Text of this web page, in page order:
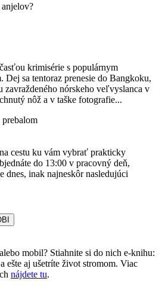
krimisérie s populárnym
sa tentoraz prenesie do Bangkoku,
zavraždeného nórskeho veľvyslanca v
nôž a v taške fotografie...
prebalom
cestu ku vám vybrať prakticky
do 13:00 v pracovný deň,
dnes, inak najneskôr nasledujúci
mobil? Stiahnite si do nich e-knihu:
ešte aj ušetríte život stromom. Viac
nájdete tu.